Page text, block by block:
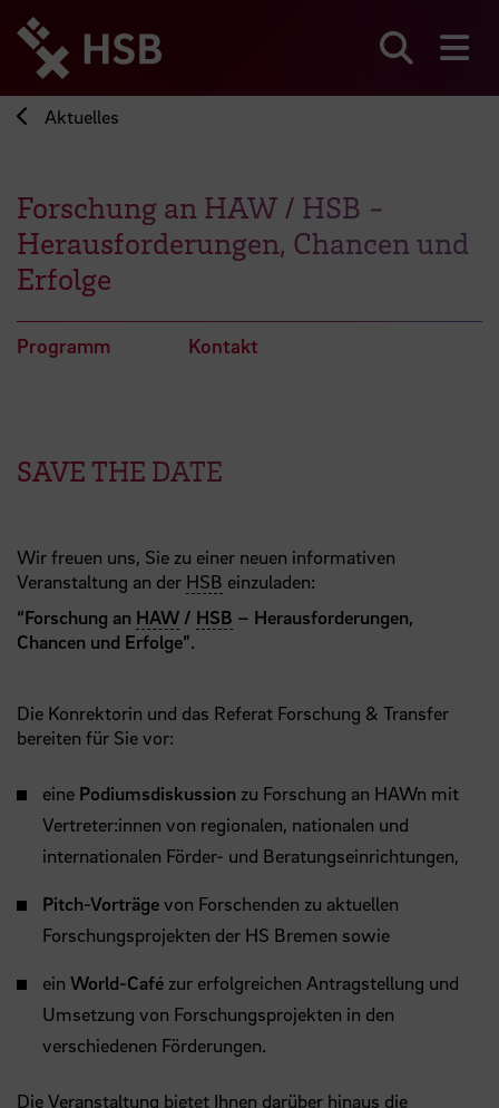
zum
Seiteninhalt
springen
Aktuelles
Forschung an HAW / HSB -
Herausforderungen, Chancen und
Erfolge
Programm Kontakt
SAVE THE DATE
Wir freuen uns, Sie zu einer neuen informativen
Veranstaltung an der HSB einzuladen:
“Forschung an HAW / HSB – Herausforderungen,
Chancen und Erfolge”.
Die Konrektorin und das Referat Forschung & Transfer
bereiten für Sie vor:
eine Podiumsdiskussion zu Forschung an HAWn mit
Vertreter:innen von regionalen, nationalen und
internationalen Förder- und Beratungseinrichtungen,
Pitch-Vorträgevon Forschenden zu aktuellen
Forschungsprojekten der HS Bremen sowie
ein World-Café zur erfolgreichen Antragstellung und
Umsetzung von Forschungsprojekten in den
verschiedenen Förderungen.
Die Veranstaltung bietet Ihnen darüber hinaus die